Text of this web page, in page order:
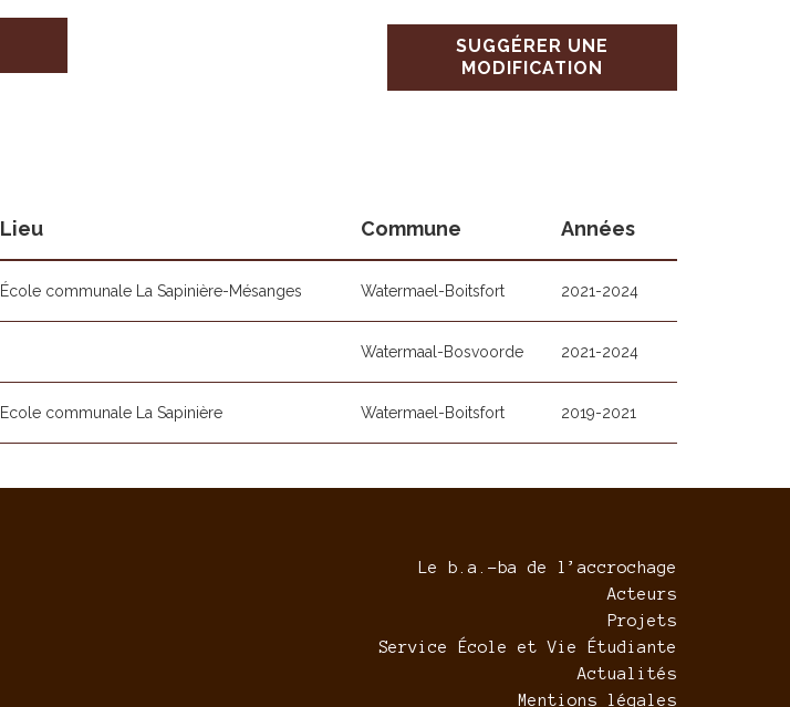
SUGGÉRER UNE
MODIFICATION
Lieu Commune Années
École communale La Sapinière-Mésanges Watermael-Boitsfort 2021-2024
Watermaal-Bosvoorde 2021-2024
Ecole communale La Sapinière Watermael-Boitsfort 2019-2021
Le b.a.-ba de l’accrochage
Acteurs
Projets
Service École et Vie Étudiante
Actualités
Mentions légales